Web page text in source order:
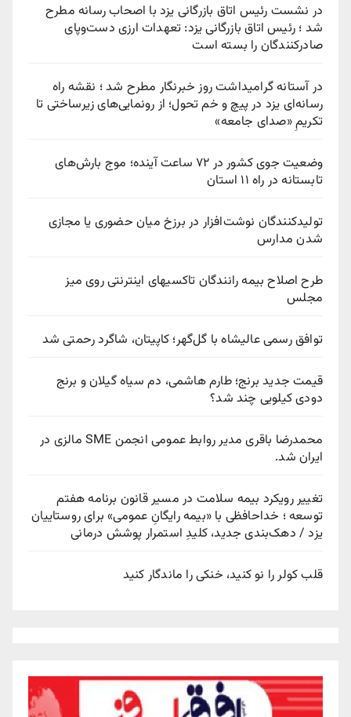
در نشست رئیس اتاق بازرگانی یزد با اصحاب رسانه مطرح
شد ؛ رئیس اتاق بازرگانی یزد: تعهدات ارزی دست‌وپای
صادرکنندگان را بسته است
در آستانه گرامیداشت روز خبرنگار مطرح شد ؛ نقشه راه
رسانه‌ای یزد در پیچ‌ و خم تحول؛ از رونمایی‌های زیرساختی تا
تکریمِ «صدای جامعه»
وضعیت جوی کشور در ۷۲ ساعت آینده؛ موج بارش‌های
تابستانه در راه ۱۱ استان
تولیدکنندگان نوشت‌افزار در برزخ میان حضوری یا مجازی
شدن مدارس
طرح اصلاح بیمه رانندگان تاکسیهای اینترنتی روی میز
مجلس
توافق رسمی عالیشاه با گل‌گهر؛ کاپیتان، شاگرد رحمتی شد
قیمت جدید برنج؛ طارم هاشمی، دم سیاه گیلان و برنج
دودی کیلویی چند شد؟
محمدرضا باقری مدیر روابط عمومی انجمن SME مالزی در
ایران شد.
تغییر رویکرد بیمه سلامت در مسیر قانون برنامه هفتم
توسعه ؛ خداحافظی با «بیمه رایگانِ عمومی» برای روستاییان
یزد / دهک‌بندی جدید، کلیدِ استمرار پوشش درمانی
قلب کولر را نو کنید، خنکی را ماندگار کنید